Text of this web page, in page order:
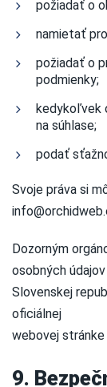
požiadať o
namietať
požiadať o
podmienky;
kedykoľvek
na súhlase;
podať
Svoje práva si
Dozorným
osobných údajov
Slovenskej
oficiálnej
webovej
9.